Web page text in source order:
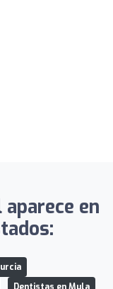
en
Dentistas en Mula